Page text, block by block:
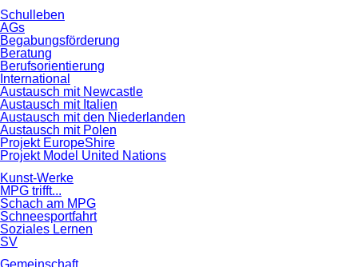
Schulleben
AGs
Begabungsförderung
Beratung
Berufsorientierung
International
Austausch mit Newcastle
Austausch mit Italien
Austausch mit den Niederlanden
Austausch mit Polen
Projekt EuropeShire
Projekt Model United Nations
Kunst-Werke
MPG trifft...
Schach am MPG
Schneesportfahrt
Soziales Lernen
SV
Gemeinschaft